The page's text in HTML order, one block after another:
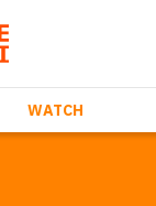
WATCH